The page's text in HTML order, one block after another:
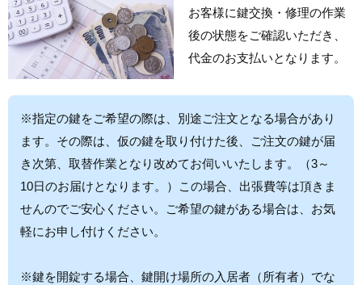
お客様に鍵交換・修理の作業
後の状態をご確認いただき、
代金のお支払いとなります。
※指定の鍵をご希望の際は、別途ご注文となる場合があり
ます。その際は、仮の鍵を取り付けた後、ご注文の鍵が届
き次第、取替作業となり改めてお伺いいたします。（3～
10日のお届けとなります。）この場合、出張費等は頂きま
せんのでご安心ください。ご希望の鍵がある場合は、お気
軽にお申し付けください。
※鍵を開錠する場合、鍵開け場所の入居者（所有者）でな